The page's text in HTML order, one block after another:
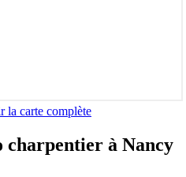
la carte complète
charpentier à Nancy